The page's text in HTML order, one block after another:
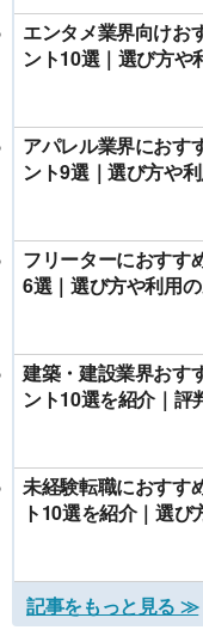
エンタメ業界向けお
ント10選｜選び方や
アパレル業界におす
ント9選｜選び方や
フリーターにおすす
6選｜選び方や利用
建築・建設業界おす
ント10選を紹介｜評
未経験転職におすす
ト10選を紹介｜選び
記事をもっと見る ≫